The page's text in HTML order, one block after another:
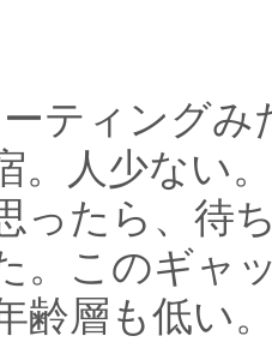
ティングみ
。人少ない
たら、待
。このギャ
齢層も低い